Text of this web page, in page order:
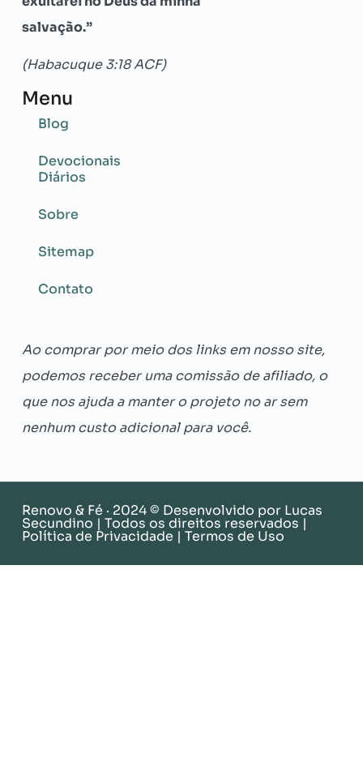
salvação.”
(Habacuque 3:18 ACF)
Menu
Blog
Devocionais
Diários
Sobre
Sitemap
Contato
Ao comprar por meio dos links em nosso site,
podemos receber uma comissão de afiliado, o
que nos ajuda a manter o projeto no ar sem
nenhum custo adicional para você.
Renovo & Fé · 2024 © Desenvolvido por Lucas
Secundino | Todos os direitos reservados |
Política de Privacidade | Termos de Uso